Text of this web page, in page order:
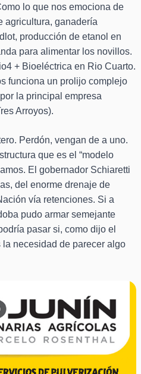
lo que nos emociona de
agricultura, ganadería
producción de etanol en
para alimentar los novillos.
+ Bioeléctrica en Rio Cuarto.
funciona un prolijo complejo
la principal empresa
Arroyos).
Perdón, vengan de a uno.
que es el “modelo
El gobernador Schiaretti
del enorme drenaje de
vía retenciones. Si a
pudo armar semejante
pasar si, como dijo el
necesidad de parecer algo